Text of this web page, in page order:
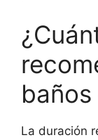
La duración